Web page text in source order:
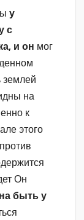
у
с
и он мог
землей
на
к
этого
Он
быть у